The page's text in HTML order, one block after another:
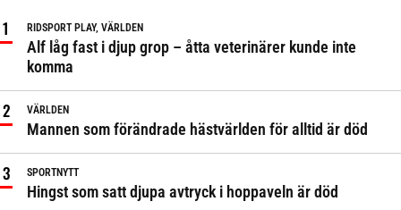
RIDSPORT PLAY, VÄRLDEN
Alf låg fast i djup grop – åtta veterinärer kunde inte
komma
VÄRLDEN
Mannen som förändrade hästvärlden för alltid är död
SPORTNYTT
Hingst som satt djupa avtryck i hoppaveln är död